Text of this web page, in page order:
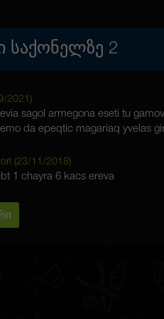
ᲡᲐᲥᲝᲜᲔᲚᲖᲔ 2
2021 )
sagol armegona eseti tu
da epeqtic magariaq yvelas
(23/11/2018)
1 chayra 6 kacs ereva